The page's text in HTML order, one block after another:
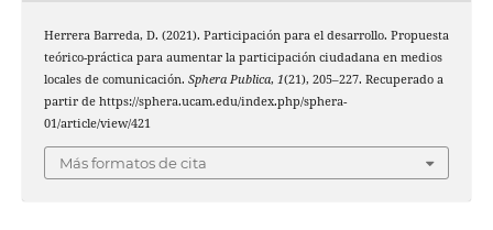
Herrera Barreda, D. (2021). Participación para el desarrollo. Propuesta
teórico-práctica para aumentar la participación ciudadana en medios
locales de comunicación. Sphera Publica, 1(21), 205–227. Recuperado a
partir de https://sphera.ucam.edu/index.php/sphera-
01/article/view/421
Más formatos de cita